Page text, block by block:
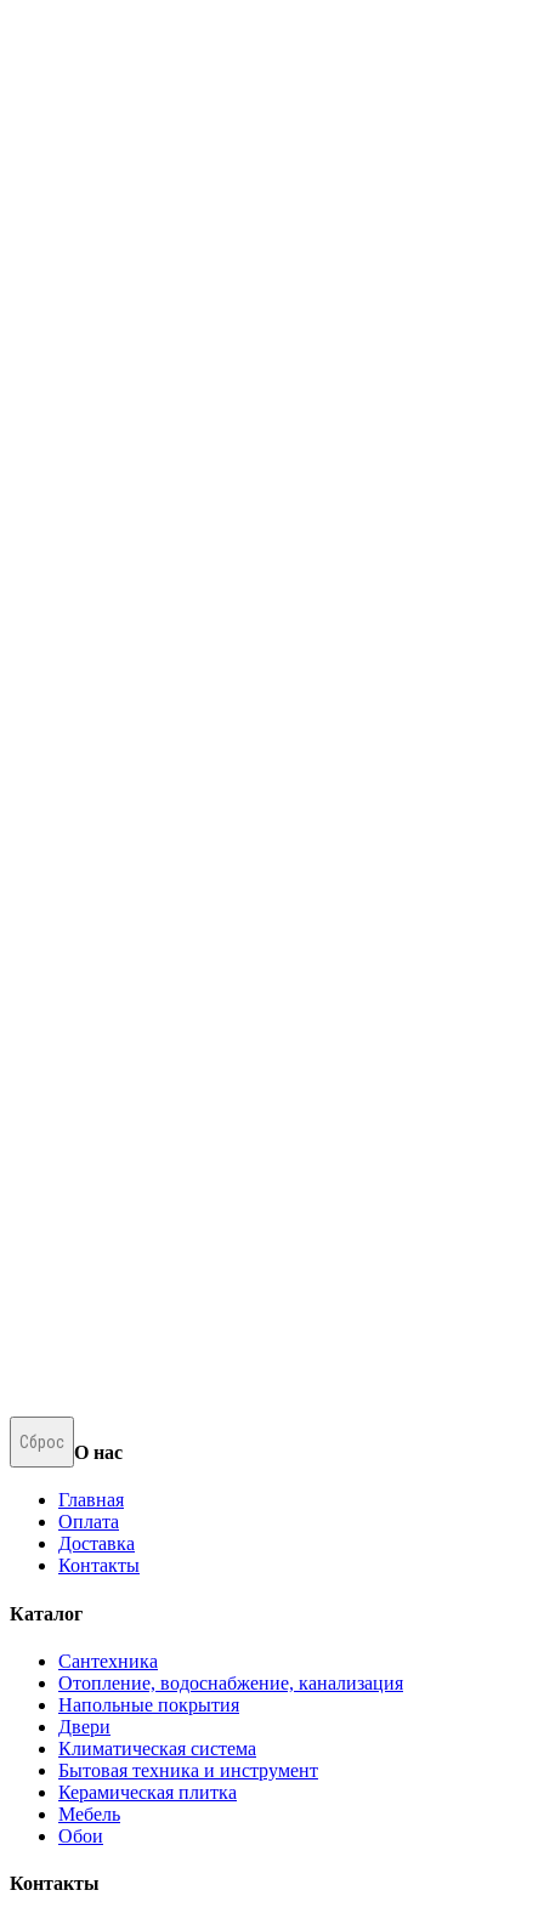
Сброс
О нас
Главная
Оплата
Доставка
Контакты
Каталог
Сантехника
Отопление, водоснабжение, канализация
Напольные покрытия
Двери
Климатическая система
Бытовая техника и инструмент
Керамическая плитка
Мебель
Обои
Контакты